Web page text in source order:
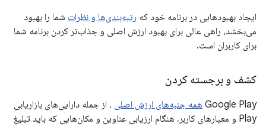
ایجاد بهبودهایی در برنامه خود که رتبه‌بندی‌ها و نظرات شما را بهبود
می‌بخشد، راهی عالی برای بهبود ارزش اصلی و جذاب‌تر کردن برنامه شما
برای کاربران است.
کشف و برجسته کردن
Google Play همه جنبه‌های ارزش اصلی ، از جمله دارایی‌های بازاریابی
Play و معیارهای کاربر، هنگام ارزیابی عناوین و مکان‌هایی که باید تبلیغ